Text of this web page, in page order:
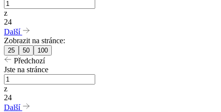
z
24
Další
Zobrazit na stránce:
25 50 100
Předchozí
Jste na stránce
z
24
Další